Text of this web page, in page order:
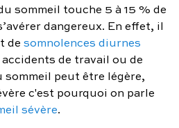
sommeil touche 5 à 15 % de
dangereux. En effet, il
de somnolences diurnes
de travail ou de
peut être légère,
c'est pourquoi on parle
sévère.